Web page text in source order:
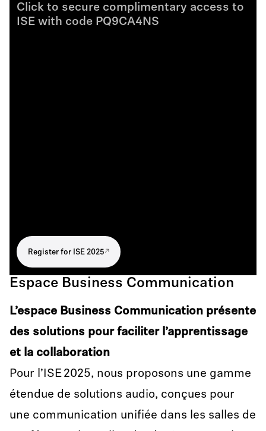
Click to secure complimentary access to
ISE with code PQ9CA4NS
Register for ISE 2025
Espace Business Communication
L’espace Business Communication présente
des solutions pour faciliter l’apprentissage
et la collaboration
Pour l’ISE 2025, nous proposons une gamme
étendue de solutions audio, conçues pour
une communication unifiée dans les salles de